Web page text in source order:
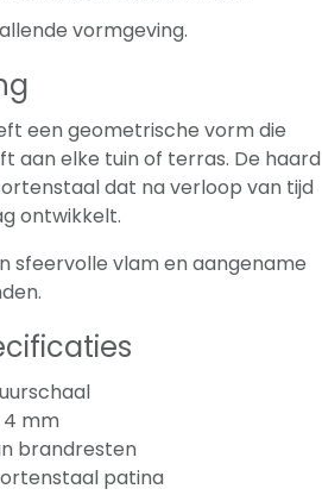
vormgeving.
een geometrische vorm die
aan elke tuin of terras. De haard
dat na verloop van tijd
ontwikkelt.
sfeervolle vlam en aangename
mm
brandresten
patina